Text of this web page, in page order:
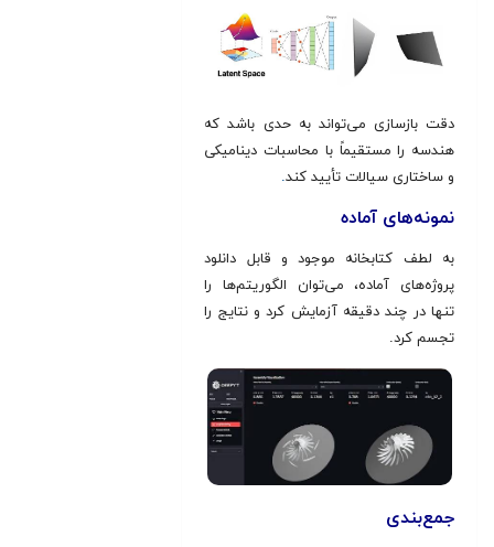
دقت بازسازی می‌تواند به حدی باشد که
هندسه را مستقیماً با محاسبات دینامیکی
و ساختاری سیالات تأیید کند.
نمونه‌های آماده
به لطف کتابخانه موجود و قابل دانلود
پروژه‌های آماده، می‌توان الگوریتم‌ها را
تنها در چند دقیقه آزمایش کرد و نتایج را
تجسم کرد.
جمع‌بندی